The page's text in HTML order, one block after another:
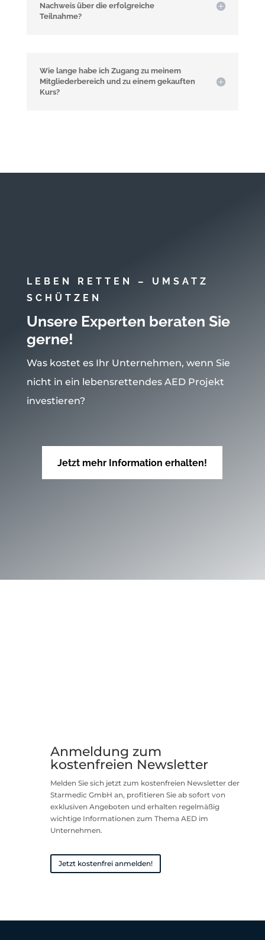
Nachweis über die erfolgreiche
Teilnahme?
Wie lange habe ich Zugang zu meinem
Mitgliederbereich und zu einem gekauften
Kurs?
LEBEN RETTEN – UMSATZ
SCHÜTZEN
Unsere Experten beraten Sie
gerne!
Was kostet es Ihr Unternehmen, wenn Sie
nicht in ein lebensrettendes AED Projekt
investieren?
Jetzt mehr Information erhalten!
Anmeldung zum
kostenfreien Newsletter
Melden Sie sich jetzt zum kostenfreien Newsletter der
Starmedic GmbH an, profitieren Sie ab sofort von
exklusiven Angeboten und erhalten regelmäßig
wichtige Informationen zum Thema AED im
Unternehmen.
Jetzt kostenfrei anmelden!